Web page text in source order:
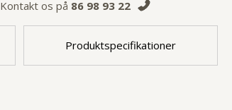
Kontakt os på 86 98 93 22
Produktspecifikationer